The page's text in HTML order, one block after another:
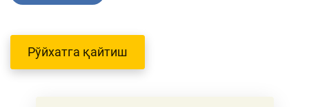
Рўйхатга қайтиш